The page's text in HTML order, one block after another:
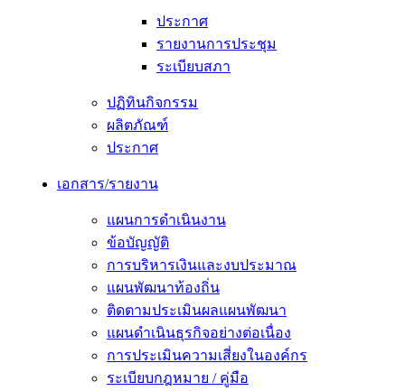
ประกาศ
รายงานการประชุม
ระเบียบสภา
ปฏิทินกิจกรรม
ผลิตภัณฑ์
ประกาศ
เอกสาร/รายงาน
แผนการดำเนินงาน
ข้อบัญญัติ
การบริหารเงินและงบประมาณ
แผนพัฒนาท้องถิ่น
ติดตามประเมินผลแผนพัฒนา
แผนดำเนินธุรกิจอย่างต่อเนื่อง
การประเมินความเสี่ยงในองค์กร
ระเบียบกฎหมาย / คู่มือ